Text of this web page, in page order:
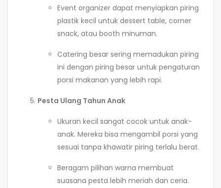
Event organizer dapat menyiapkan piring
plastik kecil untuk dessert table, corner
snack, atau booth minuman.
Catering besar sering memadukan piring
ini dengan piring besar untuk pengaturan
porsi makanan yang lebih rapi.
Pesta Ulang Tahun Anak
Ukuran kecil sangat cocok untuk anak-
anak. Mereka bisa mengambil porsi yang
sesuai tanpa khawatir piring terlalu berat.
Beragam pilihan warna membuat
suasana pesta lebih meriah dan ceria.